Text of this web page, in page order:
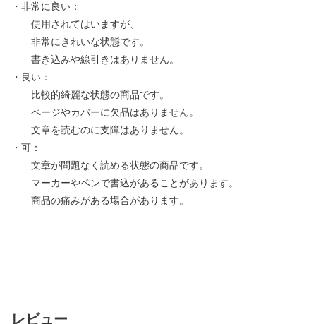
・非常に良い：
使用されてはいますが、
非常にきれいな状態です。
書き込みや線引きはありません。
・良い：
比較的綺麗な状態の商品です。
ページやカバーに欠品はありません。
文章を読むのに支障はありません。
・可：
文章が問題なく読める状態の商品です。
マーカーやペンで書込があることがあります。
商品の痛みがある場合があります。
レビュー